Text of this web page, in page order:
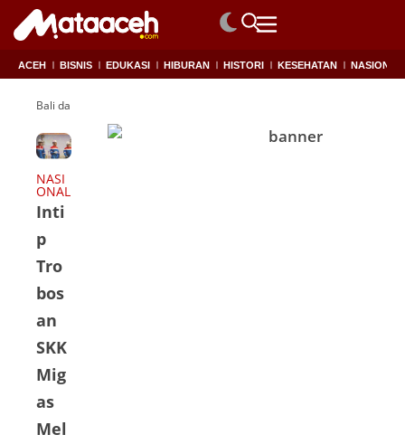
ACEH BISNIS EDUKASI HIBURAN HISTORI KESEHATAN NASIONAL
Bali dan Nusa tenggara
NASI
ONAL
Inti
p
Tro
bos
an
SKK
Mig
as
Mel